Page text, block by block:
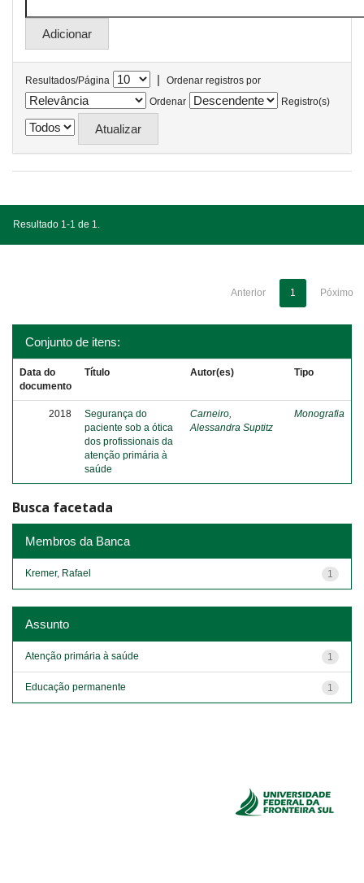
Resultados/Página |
Ordenar registros por
Ordenar
Registro(s)
Resultado 1-1 de 1.
Anterior 1 Póximo
Conjunto de itens:
Data do
documento
Título Autor(es) Tipo
2018
Segurança do
paciente sob a ótica
dos profissionais da
atenção primária à
saúde
Carneiro,
Alessandra Suptitz
Monografia
Busca facetada
Membros da Banca
1
Kremer, Rafael
Assunto
1
Atenção primária à saúde
1
Educação permanente